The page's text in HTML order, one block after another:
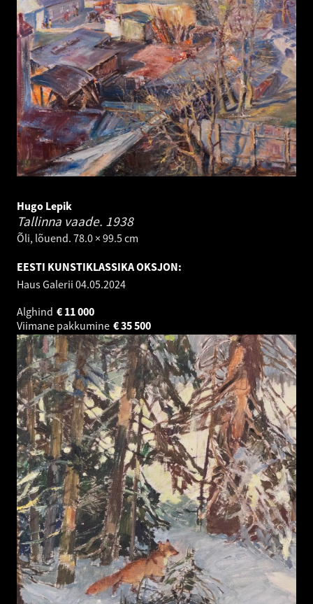
Hugo Lepik
Tallinna vaade. 1938
Õli, lõuend. 78.0 × 99.5 cm
EESTI KUNSTIKLASSIKA OKSJON:
Haus Galerii 04.05.2024
Alghind
11 000
€
Viimane pakkumine
35 500
€